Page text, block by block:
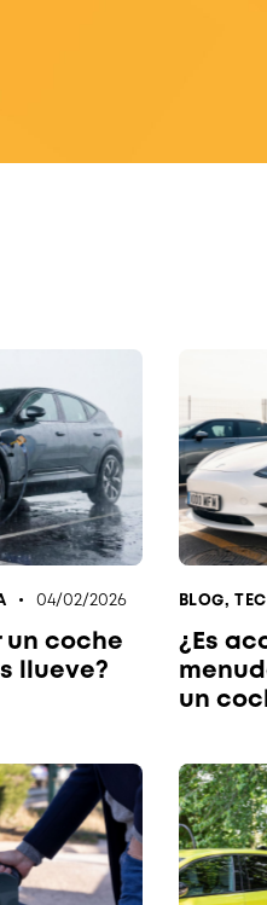
04/02/2026
un coche
llueve?
BLOG,
¿Es
un